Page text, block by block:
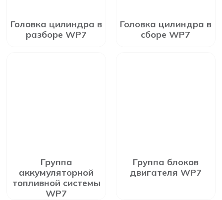
Головка цилиндра в
разборе WP7
Головка цилиндра в
сборе WP7
Группа
аккумуляторной
топливной системы
WP7
Группа блоков
двигателя WP7